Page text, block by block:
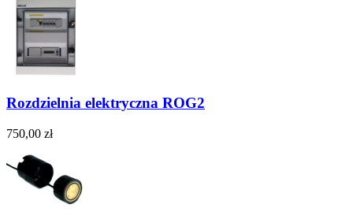
Rozdzielnia elektryczna ROG2
750,00 zł